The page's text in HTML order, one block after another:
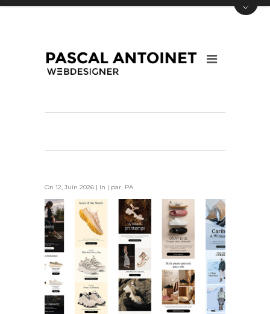
On 12, Juin 2026 | In | par PA